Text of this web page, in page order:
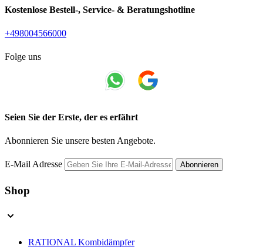
Kostenlose Bestell-, Service- & Beratungshotline
+498004566000
Folge uns
Seien Sie der Erste, der es erfährt
Abonnieren Sie unsere besten Angebote.
E-Mail Adresse Abonnieren
Shop
RATIONAL Kombidämpfer